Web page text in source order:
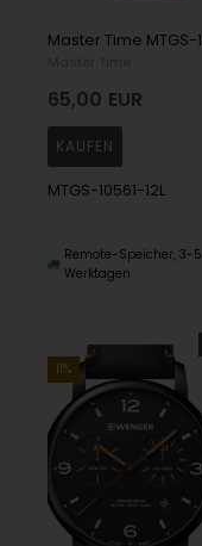
65,00 EUR
MTGS-10561-12L
Remote-Speicher, 3-5
Werktagen
11%